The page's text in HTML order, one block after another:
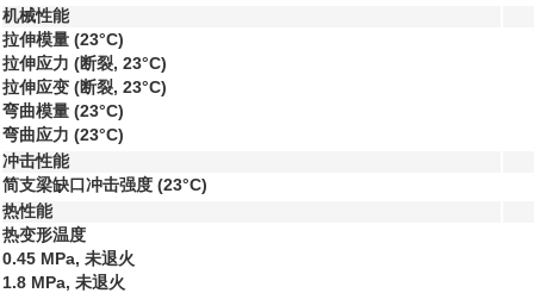
机械性能
拉伸模量 (23°C)
拉伸应力 (断裂, 23°C)
拉伸应变 (断裂, 23°C)
弯曲模量 (23°C)
弯曲应力 (23°C)
冲击性能
简支梁缺口冲击强度 (23°C)
热性能
热变形温度
0.45 MPa, 未退火
1.8 MPa, 未退火